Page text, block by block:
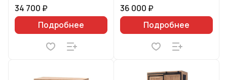
34 700 ₽
Подробнее
36 000 ₽
Подробнее